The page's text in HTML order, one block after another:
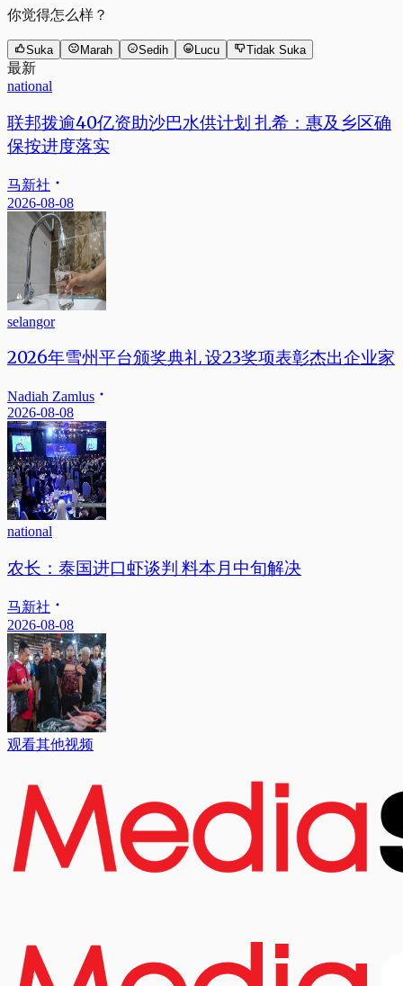
你觉得怎么样？
Suka Marah Sedih Lucu Tidak Suka
最新
national
联邦拨逾40亿资助沙巴水供计划 扎希：惠及乡区确
保按进度落实
马新社
2026-08-08
selangor
2026年雪州平台颁奖典礼 设23奖项表彰杰出企业家
Nadiah Zamlus
2026-08-08
national
农长：泰国进口虾谈判 料本月中旬解决
马新社
2026-08-08
观看其他视频